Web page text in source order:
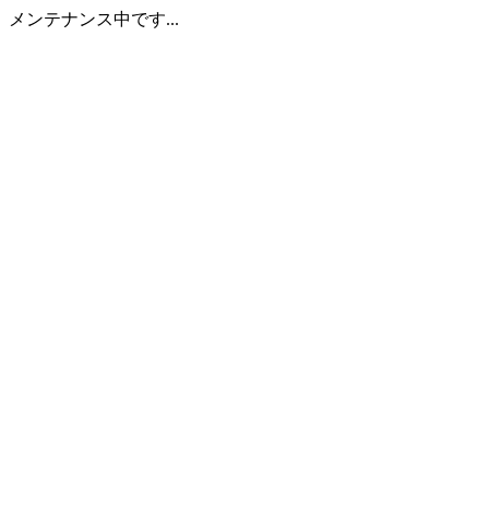
メンテナンス中です...